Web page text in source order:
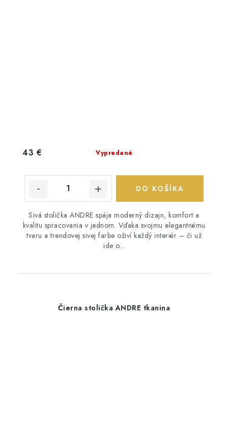
Vypredané
43 €
DO KOŠÍKA
Sivá stolička ANDRE spája moderný dizajn, komfort a
kvalitu spracovania v jednom. Vďaka svojmu elegantnému
tvaru a trendovej sivej farbe oživí každý interiér – či už
ide o...
Čierna stolička ANDRE tkanina